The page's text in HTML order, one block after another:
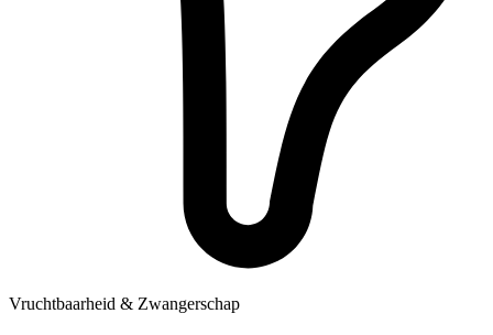
Vruchtbaarheid & Zwangerschap